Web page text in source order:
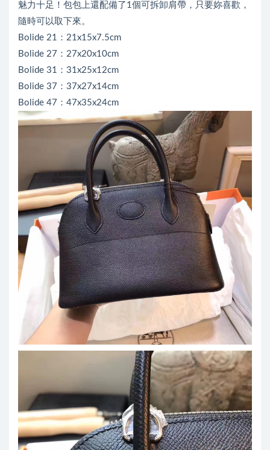
魅力十足！包包上還配備了1個可拆卸肩帶，只要妳喜歡，
隨時可以取下來。
Bolide 21：21x15x7.5cm
Bolide 27：27x20x10cm
Bolide 31：31x25x12cm
Bolide 37：37x27x14cm
Bolide 47：47x35x24cm